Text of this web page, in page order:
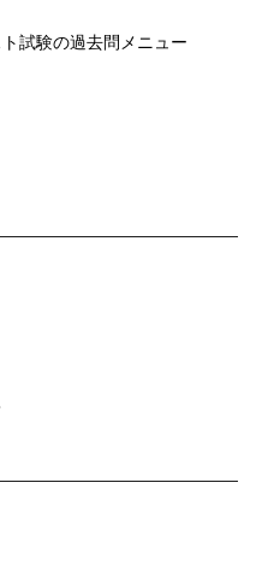
試験の過去問メニュー